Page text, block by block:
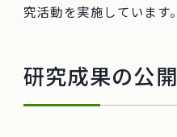
究活動を実施しています。
研究成果の公開